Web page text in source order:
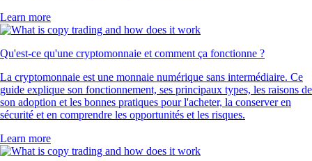
Learn more
Qu'est-ce qu'une cryptomonnaie et comment ça fonctionne ?
La cryptomonnaie est une monnaie numérique sans intermédiaire. Ce
guide explique son fonctionnement, ses principaux types, les raisons de
son adoption et les bonnes pratiques pour l'acheter, la conserver en
sécurité et en comprendre les opportunités et les risques.
Learn more